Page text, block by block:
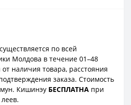
по всей
Молдова в течение 01–48
наличия товара, расстояния
заказа. Стоимость
мун. Кишинэу БЕСПЛАТНА при